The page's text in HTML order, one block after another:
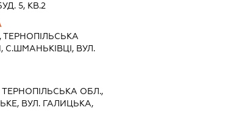
5, КВ.2
ТЕРНОПIЛЬСЬКА
ВУЛ.
ТЕРНОПIЛЬСЬКА ОБЛ.,
ВУЛ. ГАЛИЦЬКА,